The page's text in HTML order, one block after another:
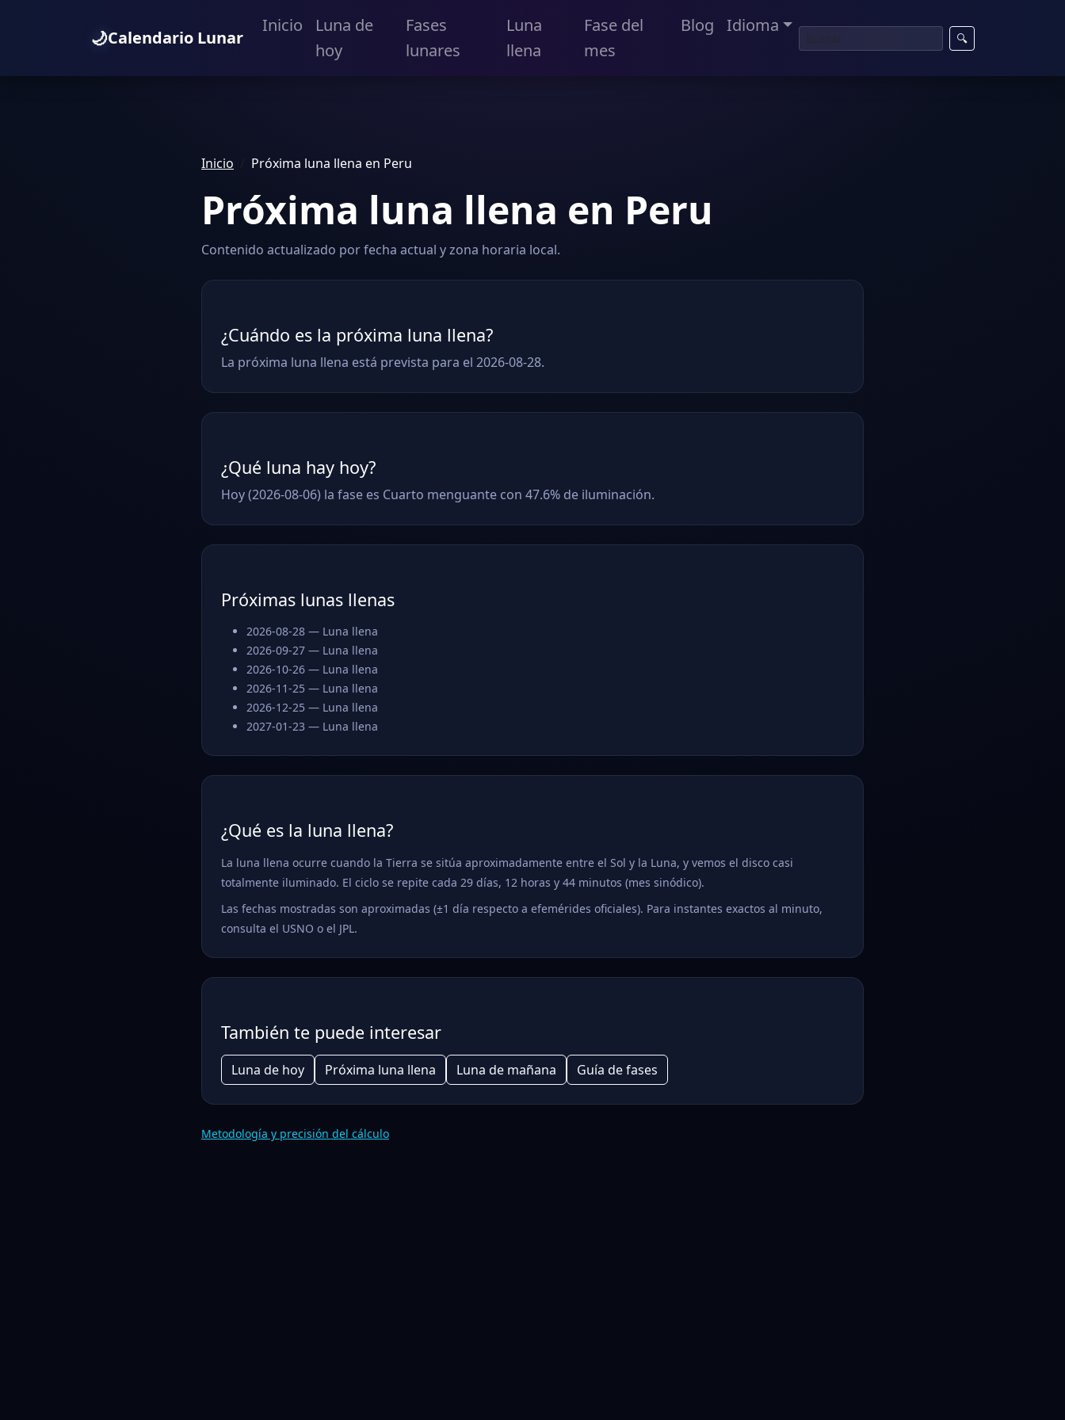
🌙Calendario Lunar
Inicio
Luna de
hoy
Fases
lunares
Luna
llena
Fase del
mes
Blog Idioma
🔍
Inicio Próxima luna llena en Peru
Próxima luna llena en Peru
Contenido actualizado por fecha actual y zona horaria local.
¿Cuándo es la próxima luna llena?
La próxima luna llena está prevista para el 2026-08-28.
¿Qué luna hay hoy?
Hoy (2026-08-06) la fase es Cuarto menguante con 47.6% de iluminación.
Próximas lunas llenas
2026-08-28 — Luna llena
2026-09-27 — Luna llena
2026-10-26 — Luna llena
2026-11-25 — Luna llena
2026-12-25 — Luna llena
2027-01-23 — Luna llena
¿Qué es la luna llena?
La luna llena ocurre cuando la Tierra se sitúa aproximadamente entre el Sol y la Luna, y vemos el disco casi
totalmente iluminado. El ciclo se repite cada 29 días, 12 horas y 44 minutos (mes sinódico).
Las fechas mostradas son aproximadas (±1 día respecto a efemérides oficiales). Para instantes exactos al minuto,
consulta el USNO o el JPL.
También te puede interesar
Luna de hoy Próxima luna llena Luna de mañana Guía de fases
Metodología y precisión del cálculo